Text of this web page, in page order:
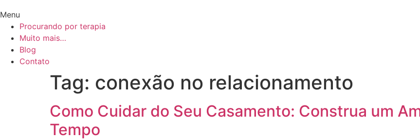
Menu
Procurando por terapia
Muito mais…
Blog
Contato
Tag: conexão no relacionamento
Como Cuidar do Seu Casamento: Construa um
Tempo